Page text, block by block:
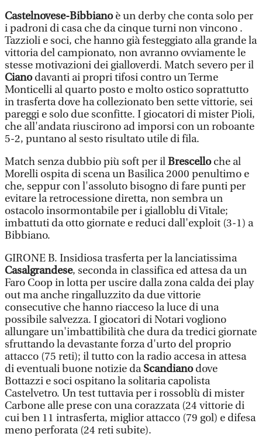
Castelnovese-Bibbianoè un derby che conta solo per
i padroni di casa che da cinque turni non vincono .
Tazzioli e soci, che hanno già festeggiato alla grande la
vittoria del campionato, non avranno ovviamente le
stesse motivazioni dei gialloverdi. Match severo per il
Cianodavanti ai propri tifosi contro un Terme
Monticelli al quarto posto e molto ostico soprattutto
in trasferta dove ha collezionato ben sette vittorie, sei
pareggi e solo due sconfitte. I giocatori di mister Pioli,
che all'andata riuscirono ad imporsi con un roboante
5-2, puntano al sesto risultato utile di fila.
Match senza dubbio più soft per ilBrescelloche al
Morelli ospita di scena un Basilica 2000 penultimo e
che, seppur con l'assoluto bisogno di fare punti per
evitare la retrocessione diretta, non sembra un
ostacolo insormontabile per i gialloblu di Vitale;
imbattuti da otto giornate e reduci dall'exploit (3-1) a
Bibbiano.
GIRONE B. Insidiosa trasferta per la lanciatissima
Casalgrandese, seconda in classifica ed attesa da un
Faro Coop in lotta per uscire dalla zona calda dei play
out ma anche ringalluzzito da due vittorie
consecutive che hanno riacceso la luce di una
possibile salvezza. I giocatori di Notari vogliono
allungare un'imbattibilità che dura da tredici giornate
sfruttando la devastante forza d'urto del proprio
attacco (75 reti); il tutto con la radio accesa in attesa
di eventuali buone notizie daScandianodove
Bottazzi e soci ospitano la solitaria capolista
Castelvetro. Un test tuttavia per i rossoblù di mister
Carbone alle prese con una corazzata (24 vittorie di
cui ben 11 intrasferta, miglior attacco (79 gol) e difesa
meno perforata (24 reti subite).